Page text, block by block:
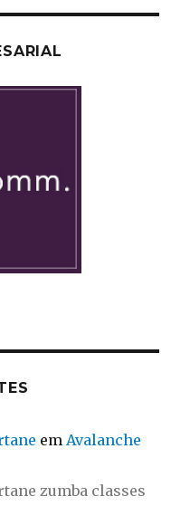
em Avalanche
zumba classes